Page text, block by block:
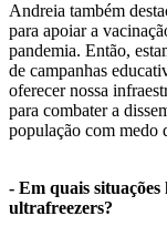
Andreia também
para apoiar a
pandemia. Então,
de campanhas
oferecer nossa
para combater a
população com medo
- Em quais
ultrafreezers?